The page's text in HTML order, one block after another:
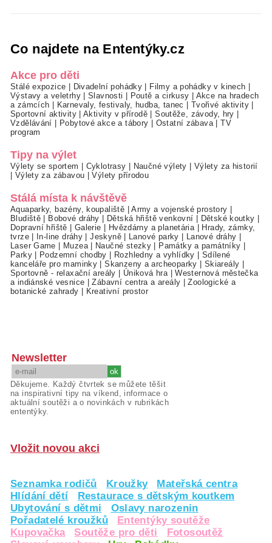
Co najdete na Ententýky.cz
Akce pro děti
Stálé expozice Divadelní pohádky Filmy a pohádky v kinech
Výstavy a veletrhy|Slavnosti Poutě a cirkusy
Akce na hradech
a zámcích
Karnevaly, festivaly, hudba, tanec Tvořivé aktivity
Sportovní aktivity|Aktivity v přírodě |Soutěže, závody, hry
Vzdělávání
Pobytové akce a tábory Ostatní zábava|TV
program
Tipy na výlet
Výlety se sportem Cyklotrasy Naučné výlety
Výlety za historií
Výlety za zábavou |Výlety přírodou
Stálá místa k návštěvě
Aquaparky, bazény, koupaliště |Army a vojenské prostory
Bludiště
Bobové dráhy Dětská hřiště venkovní Dětské koutky
Dopravní hřiště
Galerie Hvězdárny a planetária|
Hrady, zámky,
tvrze| In-line dráhy |Jeskyně| Lanové parky Lanové dráhy
Laser Game
Muzea| Naučné stezky Památky a památníky
Parky| Podzemní chodby Rozhledny a vyhlídky
Sdílené
kanceláře pro maminky |Skanzeny a archeoparky Skiareály
Sportovně - relaxační areály
Úniková hra|Westernová městečka
a indiánské vesnice |Zábavní centra a areály |Zoologické a
botanické zahrady
Kreativní prostor
Newsletter
Děkujeme. Každý čtvrtek se můžete těšit
na inspirativní tipy na víkend, informace o
aktuální soutěži a o novinkách v rubrikách
ententýky.
Vložit novou akci
Seznamka rodičů Kroužky
Mateřská centra
Hlídání dětí
Restaurace s dětským koutkem
Ubytování s dětmi
Oslavy narozenin
Pořadatelé kroužků
Ententýky soutěže
Kupovačka
Soutěže pro děti
Fotosoutěž